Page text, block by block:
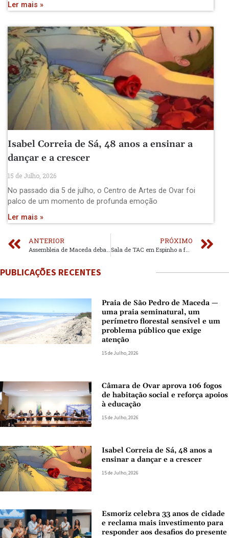
Ler mais »
Isabel Correia de Sá, 48 anos a ensinar a
dançar e a crescer
15 de Julho, 2026
No passado dia 5 de julho, o Centro de Artes de Ovar foi
palco de um momento de profunda emoção
Ler mais »
ANTERIOR PRÓXIMO
PUBLICAÇÕES RECENTES
Praia de São Pedro de Maceda —
uma praia seminatural, um
perímetro florestal sensível e um
problema público que exige
atenção
15 de Julho, 2026
Câmara de Ovar aprova 106 fogos
de habitação social e reforça apoios
à educação
15 de Julho, 2026
Isabel Correia de Sá, 48 anos a
ensinar a dançar e a crescer
15 de Julho, 2026
Esmoriz celebra 33 anos de cidade
e reclama mais investimento para
responder aos desafios do presente